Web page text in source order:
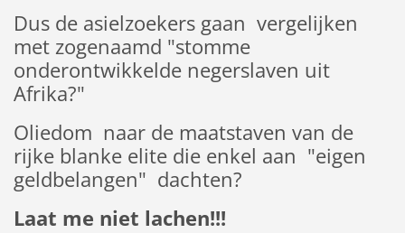
Dus de asielzoekers gaan vergelijken
met zogenaamd "stomme
onderontwikkelde negerslaven uit
Afrika?"
Oliedom naar de maatstaven van de
rijke blanke elite die enkel aan "eigen
geldbelangen" dachten?
Laat me niet lachen!!!